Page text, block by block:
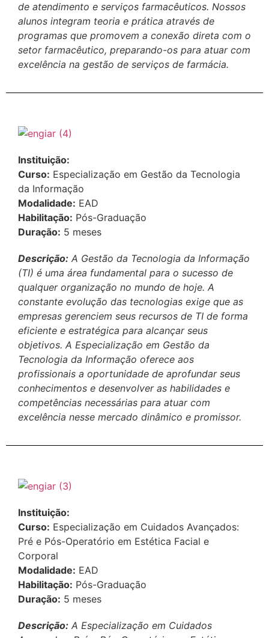
de atendimento e serviços farmacêuticos. Nossos
alunos integram teoria e prática através de
programas que promovem a conexão direta com o
setor farmacêutico, preparando-os para atuar com
excelência na gestão de serviços de farmácia.
Instituição:
Curso: Especialização em Gestão da Tecnologia
da Informação
Modalidade: EAD
Habilitação: Pós-Graduação
Duração: 5 meses
Descrição: A Gestão da Tecnologia da Informação
(TI) é uma área fundamental para o sucesso de
qualquer organização no mundo de hoje. A
constante evolução das tecnologias exige que as
empresas gerenciem seus recursos de TI de forma
eficiente e estratégica para alcançar seus
objetivos. A Especialização em Gestão da
Tecnologia da Informação oferece aos
profissionais a oportunidade de aprofundar seus
conhecimentos e desenvolver as habilidades e
competências necessárias para atuar com
excelência nesse mercado dinâmico e promissor.
Instituição:
Curso: Especialização em Cuidados Avançados:
Pré e Pós-Operatório em Estética Facial e
Corporal
Modalidade: EAD
Habilitação: Pós-Graduação
Duração: 5 meses
Descrição: A Especialização em Cuidados